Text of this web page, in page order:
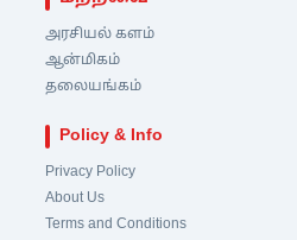
அரசியல் களம்
ஆன்மிகம்
தலையங்கம்
Policy & Info
Privacy Policy
About Us
Terms and Conditions